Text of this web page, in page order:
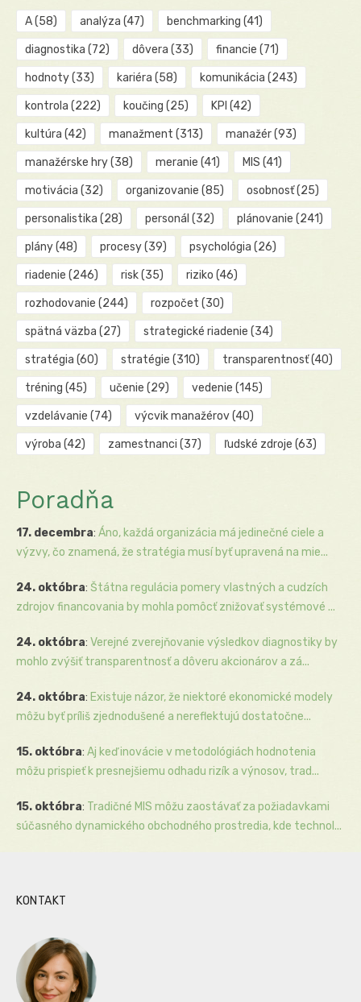
A(58) analýza (47) benchmarking (41)
diagnostika (72) dôvera (33) financie (71)
hodnoty(33) kariéra (58) komunikácia (243)
kontrola (222) koučing (25) KPI (42)
kultúra (42) manažment (313) manažér(93)
manažérske hry(38) meranie (41) MIS (41)
motivácia (32) organizovanie (85) osobnosť(25)
personalistika (28) personál (32) plánovanie (241)
plány(48) procesy(39) psychológia (26)
riadenie (246) risk(35) riziko (46)
rozhodovanie (244) rozpočet (30)
spätná väzba (27) strategické riadenie (34)
stratégia (60) stratégie (310) transparentnosť(40)
tréning (45) učenie (29) vedenie (145)
vzdelávanie (74) výcvik manažérov(40)
výroba (42) zamestnanci (37) ľudské zdroje (63)
Poradňa
17. decembra: Áno, každá organizácia má jedinečné ciele a
výzvy, čo znamená, že stratégia musí byť upravená na mie...
24. októbra: Štátna regulácia pomery vlastných a cudzích
zdrojov financovania by mohla pomôcť znižovať systémové ...
24. októbra: Verejné zverejňovanie výsledkov diagnostiky by
mohlo zvýšiť transparentnosť a dôveru akcionárov a zá...
24. októbra: Existuje názor, že niektoré ekonomické modely
môžu byť príliš zjednodušené a nereflektujú dostatočne...
15. októbra: Aj keď inovácie v metodológiách hodnotenia
môžu prispieť k presnejšiemu odhadu rizík a výnosov, trad...
15. októbra: Tradičné MIS môžu zaostávať za požiadavkami
súčasného dynamického obchodného prostredia, kde technol...
KONTAKT